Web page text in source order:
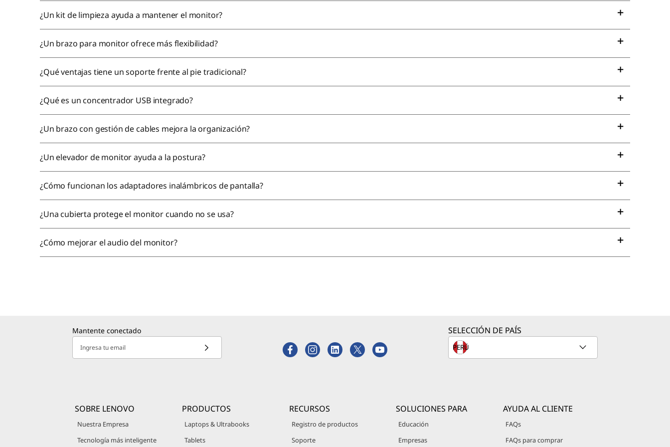
¿Un kit de limpieza ayuda a mantener el monitor?
¿Un brazo para monitor ofrece más flexibilidad?
¿Qué ventajas tiene un soporte frente al pie tradicional?
¿Qué es un concentrador USB integrado?
¿Un brazo con gestión de cables mejora la organización?
¿Un elevador de monitor ayuda a la postura?
¿Cómo funcionan los adaptadores inalámbricos de pantalla?
¿Una cubierta protege el monitor cuando no se usa?
¿Cómo mejorar el audio del monitor?
Mantente conectado
Ingresa tu email
SELECCIÓN DE PAÍS
SOBRE LENOVO
Nuestra Empresa
Tecnología más inteligente
PRODUCTOS
Laptops & Ultrabooks
Tablets
RECURSOS
Registro de productos
Soporte
SOLUCIONES PARA
Educación
Empresas
AYUDA AL CLIENTE
FAQs
FAQs para comprar